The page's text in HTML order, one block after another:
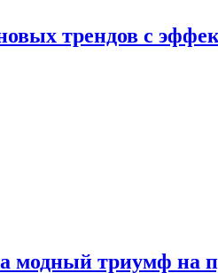
трендов с
модный триумф на